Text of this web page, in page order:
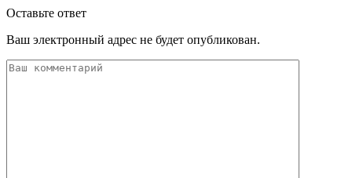
Оставьте ответ
Ваш электронный адрес не будет опубликован.